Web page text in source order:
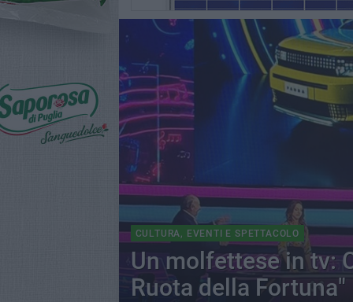
CULTURA, EVENTI E SPETTACOLO
Un molfettese in tv:
Ruota della Fortuna"